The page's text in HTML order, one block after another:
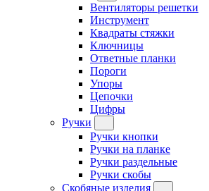
Вентиляторы решетки
Инструмент
Квадраты стяжки
Ключницы
Ответные планки
Пороги
Упоры
Цепочки
Цифры
Ручки
Ручки кнопки
Ручки на планке
Ручки раздельные
Ручки скобы
Скобяные изделия